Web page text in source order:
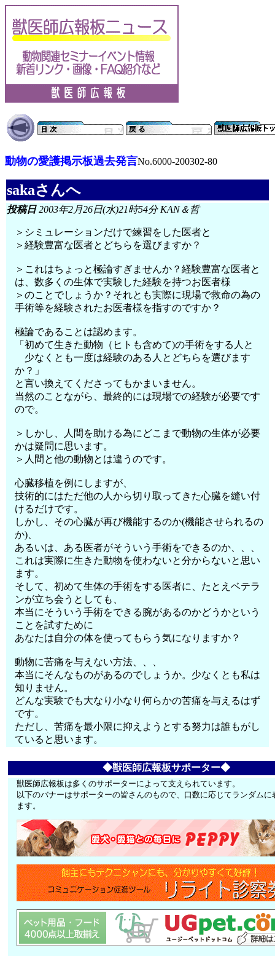
動物の愛護掲示板過去発言No.6000-200302-80
sakaさんへ
投稿日2003年2月26日(水)21時54分 KAN＆哲
＞シミュレーションだけで練習をした医者と
＞経験豊富な医者とどちらを選びますか？
＞これはちょっと極論すぎませんか？経験豊富な医者と
は、数多くの生体で実験した経験を持つお医者様
＞のことでしょうか？それとも実際に現場で救命の為の
手術等を経験されたお医者様を指すのですか？
極論であることは認めます。
「初めて生きた動物（ヒトも含めて)の手術をする人と
少なくとも一度は経験のある人とどちらを選びます
か？」
と言い換えてくださってもかまいません。
当然のことながら、最終的には現場での経験が必要です
ので。
＞しかし、人間を助ける為にどこまで動物の生体が必要
かは疑問に思います。
＞人間と他の動物とは違うのです。
心臓移植を例にしますが、
技術的にはただ他の人から切り取ってきた心臓を縫い付
けるだけです。
しかし、その心臓が再び機能するのか(機能させられるの
か)、
あるいは、ある医者がそういう手術をできるのか、、、
これは実際に生きた動物を使わないと分からないと思い
ます。
そして、初めて生体の手術をする医者に、たとえベテラ
ンが立ち会うとしても、
本当にそういう手術をできる腕があるのかどうかという
ことを試すために
あなたは自分の体を使ってもらう気になりますか？
動物に苦痛を与えない方法、、、
本当にそんなものがあるのでしょうか。少なくとも私は
知りません。
どんな実験でも大なり小なり何らかの苦痛を与えるはず
です。
ただし、苦痛を最小限に抑えようとする努力は誰もがし
ていると思います。
◆獣医師広報板サポーター◆
獣医師広報板は多くのサポーターによって支えられています。
以下のバナーはサポーターの皆さんのもので、口数に応じてランダムに
ます。